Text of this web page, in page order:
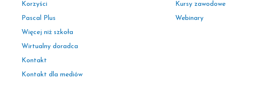
Korzyści
Pascal Plus
Więcej niż szkoła
Wirtualny doradca
Kontakt
Kontakt dla mediów
Kursy zawodowe
Webinary